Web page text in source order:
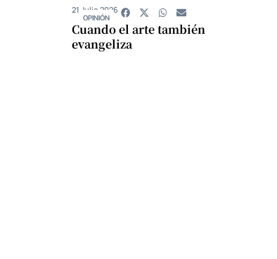
OPINIÓN
Cuando el arte también
evangeliza
21 Julio 2026